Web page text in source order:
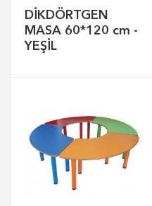
DİKDÖRTGEN
MASA 60*120 cm -
YEŞİL